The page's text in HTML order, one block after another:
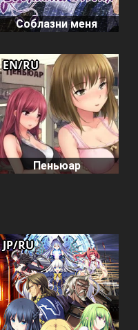
Соблазни меня
Пеньюар
EN/RU
JP/RU